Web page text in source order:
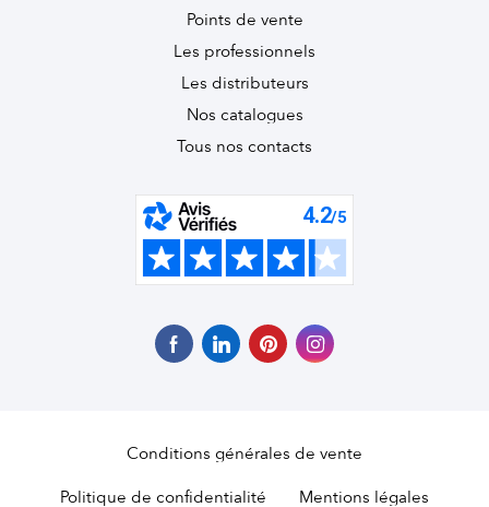
Points de vente
Les professionnels
Les distributeurs
Nos catalogues
Tous nos contacts
Conditions générales de vente
Politique de confidentialité Mentions légales